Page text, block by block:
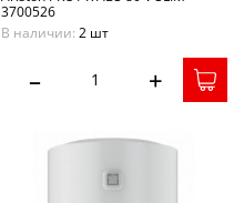
3700526
В наличии: 2 шт
– +